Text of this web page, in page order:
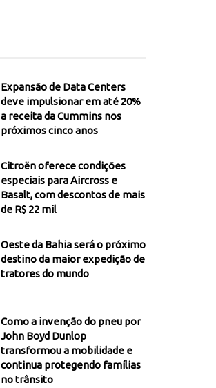
Expansão de Data Centers
deve impulsionar em até 20%
a receita da Cummins nos
próximos cinco anos
Citroën oferece condições
especiais para Aircross e
Basalt, com descontos de mais
de R$ 22 mil
Oeste da Bahia será o próximo
destino da maior expedição de
tratores do mundo
Como a invenção do pneu por
John Boyd Dunlop
transformou a mobilidade e
continua protegendo famílias
no trânsito